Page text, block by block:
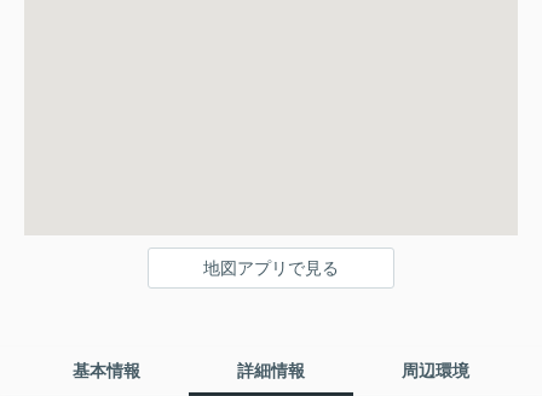
地図アプリで見る
基本情報 詳細情報 周辺環境